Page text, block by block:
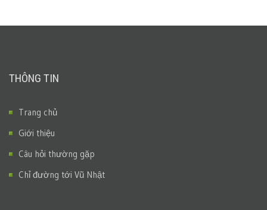
THÔNG TIN
Trang chủ
Giới thiệu
Câu hỏi thường gặp
Chỉ đường tới Vũ Nhật